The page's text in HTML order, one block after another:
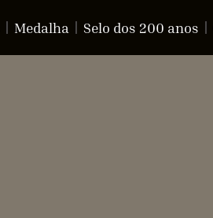
Medalha Selo dos 200 anos